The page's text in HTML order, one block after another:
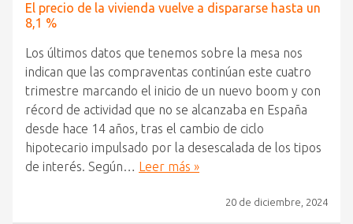
El precio de la vivienda vuelve a dispararse hasta un
8,1 %
Los últimos datos que tenemos sobre la mesa nos
indican que las compraventas continúan este cuatro
trimestre marcando el inicio de un nuevo boom y con
récord de actividad que no se alcanzaba en España
desde hace 14 años, tras el cambio de ciclo
hipotecario impulsado por la desescalada de los tipos
de interés. Según… Leer más »
20 de diciembre, 2024